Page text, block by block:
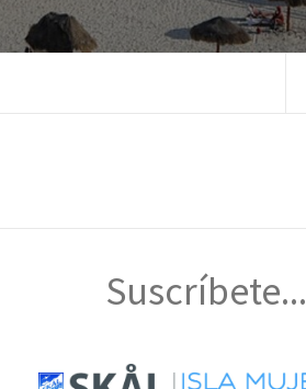
Suscríbete...